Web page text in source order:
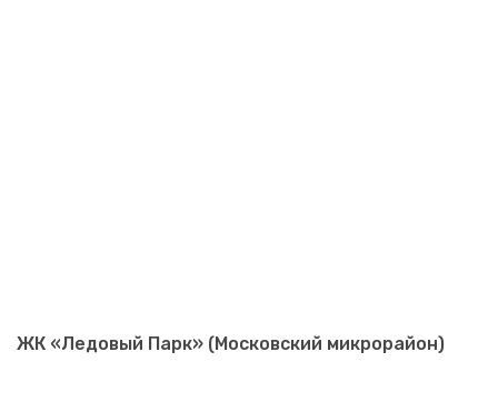
ЖК «Ледовый Парк» (Московский микрорайон)